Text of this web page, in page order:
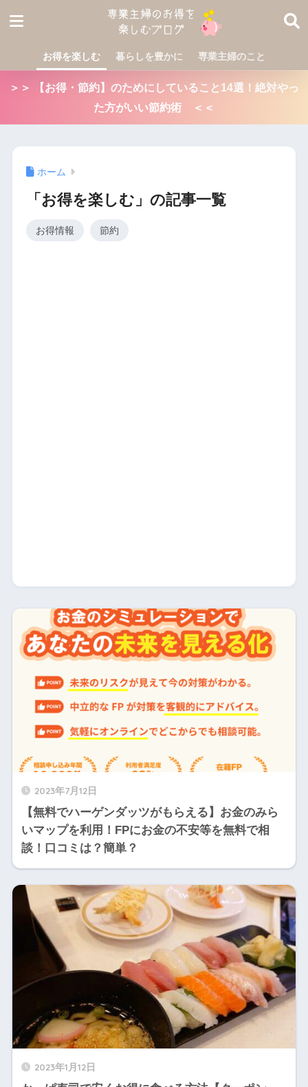
お得を楽しむ 暮らしを豊かに 専業主婦のこと
＞＞ 【お得・節約】のためにしていること14選！絶対やっ
た方がいい節約術 ＜＜
ホーム
「お得を楽しむ」の記事一覧
お得情報 節約
2023年7月12日
【無料でハーゲンダッツがもらえる】お金のみら
いマップを利用！FPにお金の不安等を無料で相
談！口コミは？簡単？
2023年1月12日